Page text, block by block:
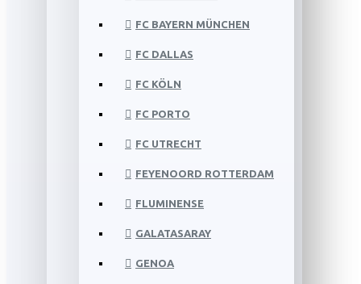
FC BAYERN MÜNCHEN
FC DALLAS
FC KÖLN
FC PORTO
FC UTRECHT
FEYENOORD ROTTERDAM
FLUMINENSE
GALATASARAY
GENOA